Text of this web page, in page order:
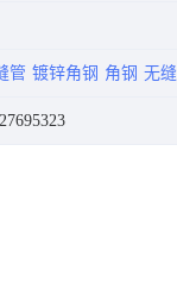
管 镀锌角钢 角钢 无